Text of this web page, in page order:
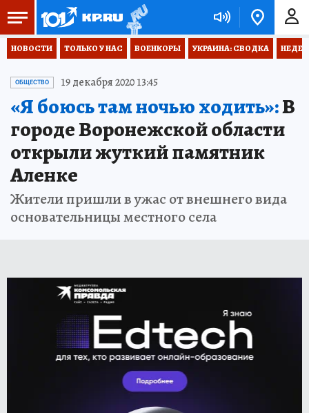
НОВОСТИ ТОЛЬКО У НАС ВОЕНКОРЫ УКРАИНА: СВОДКА
ОБЩЕСТВО 19 декабря 2020 13:45
«Я боюсь там ночью ходить»:В
городе Воронежской области
открыли жуткий памятник
Аленке
Жители пришли в ужас от внешнего вида
основательницы местного села